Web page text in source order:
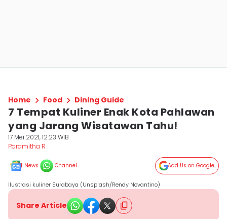
Home Food Dining Guide
7 Tempat Kuliner Enak Kota Pahlawan
yang Jarang Wisatawan Tahu!
17 Mei 2021, 12:23 WIB
Paramitha R
News Channel Add Us on Google
Ilustrasi kuliner Surabaya (Unsplash/Rendy Novantino)
Share Article